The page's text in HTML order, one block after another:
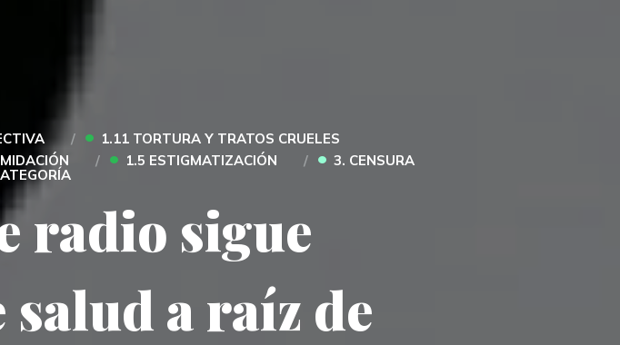
• 1.11 TORTURA Y TRATOS CRUELES
• 1.5 ESTIGMATIZACIÓN • 3. CENSURA
radio sigue
a raíz de